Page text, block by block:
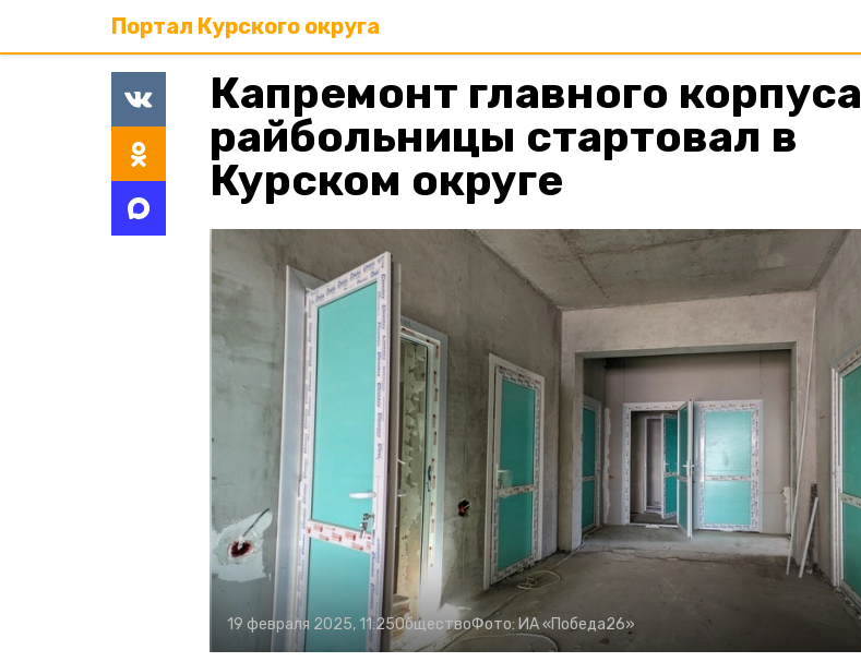
Портал Курского округа
Капремонт главного корпуса
райбольницы стартовал в
Курском округе
19 февраля 2025, 11:25ОбществоФото: ИА «Победа26»